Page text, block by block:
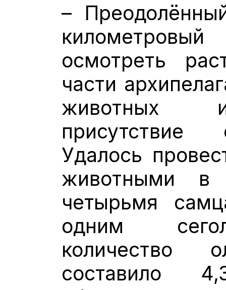
–
осмотреть
части
животных и
присутствие
Удалось
животными в
четырьмя
одним
количество
составило